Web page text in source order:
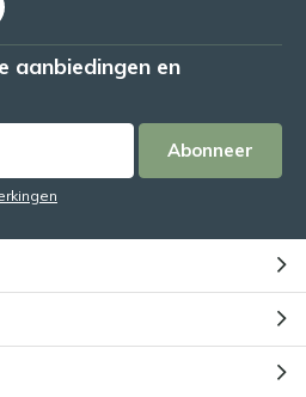
aanbiedingen en
Abonneer